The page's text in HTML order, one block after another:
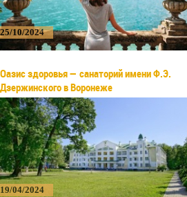
25/10/2024
Оазис здоровья — санаторий имени Ф.Э.
Дзержинского в Воронеже
19/04/2024